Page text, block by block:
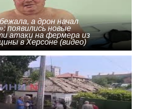
а дрон начал
появились новые
атаки на фермера из
в Херсоне (видео)